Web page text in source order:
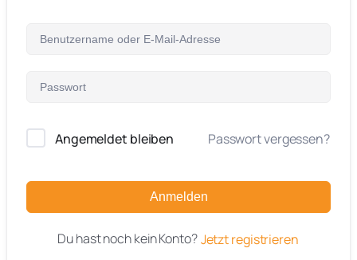
Angemeldet bleiben Passwort vergessen?
Anmelden
Du hast noch kein Konto?Jetzt registrieren